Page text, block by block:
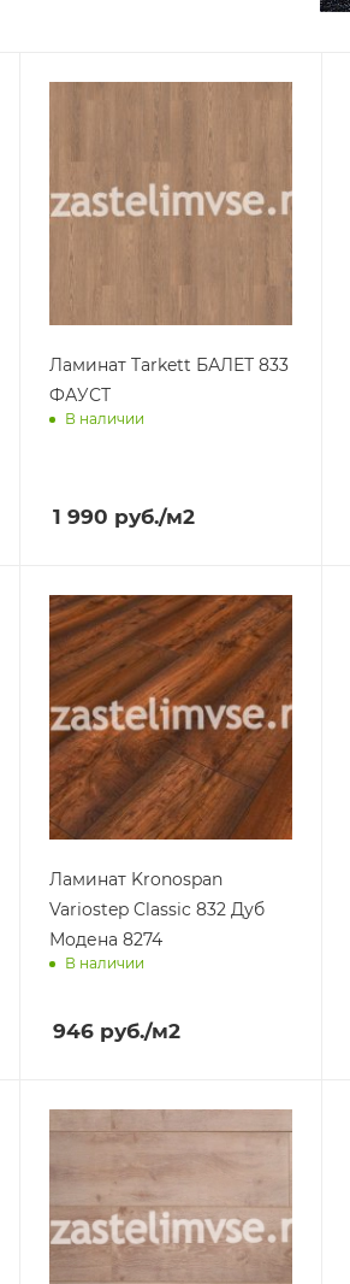
Ламинат Tarkett БАЛЕТ 833
ФАУСТ
В наличии
1 990 руб./м2
Ламинат Kronospan
Variostep Classic 832 Дуб
Модена 8274
В наличии
946руб./м2